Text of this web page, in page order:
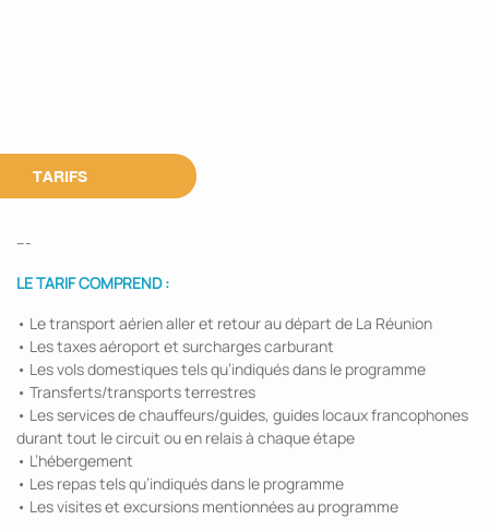
TARIFS
---
LE TARIF COMPREND :
• Le transport aérien aller et retour au départ de La Réunion
• Les taxes aéroport et surcharges carburant
• Les vols domestiques tels qu’indiqués dans le programme
• Transferts/transports terrestres
• Les services de chauffeurs/guides, guides locaux francophones
durant tout le circuit ou en relais à chaque étape
• L’hébergement
• Les repas tels qu’indiqués dans le programme
• Les visites et excursions mentionnées au programme